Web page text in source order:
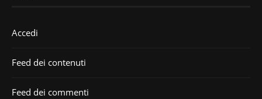
Accedi
Feed dei contenuti
Feed dei commenti